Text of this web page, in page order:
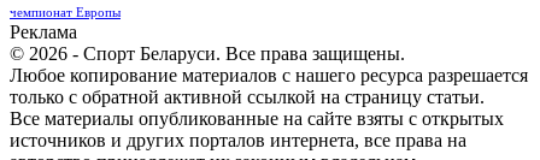
чемпионат Европы
Реклама
© 2026 - Спорт Беларуси. Все права защищены.
Любое копирование материалов с нашего ресурса разрешается
только с обратной активной ссылкой на страницу статьи.
Все материалы опубликованные на сайте взяты с открытых
источников и других порталов интернета, все права на